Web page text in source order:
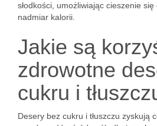
słodkości, umożliwiając cieszenie
nadmiar kalorii.
Jakie są
zdrowotne
cukru i
Desery bez cukru i tłuszczu zyskują